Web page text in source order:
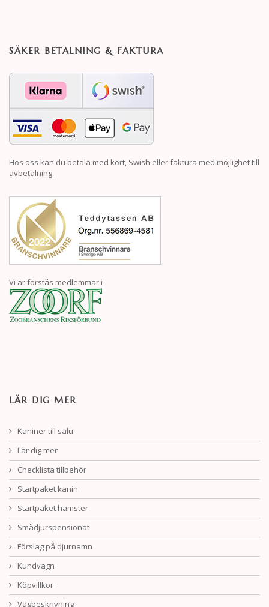
SÄKER BETALNING & FAKTURA
Hos oss kan du betala med kort, Swish eller faktura med möjlighet till
avbetalning.
Vi är förstås medlemmar i
LÄR DIG MER
Kaniner till salu
Lär dig mer
Checklista tillbehör
Startpaket kanin
Startpaket hamster
Smådjurspensionat
Förslag på djurnamn
Kundvagn
Köpvillkor
Vägbeskrivning